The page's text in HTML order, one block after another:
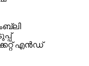
എൻഡ്